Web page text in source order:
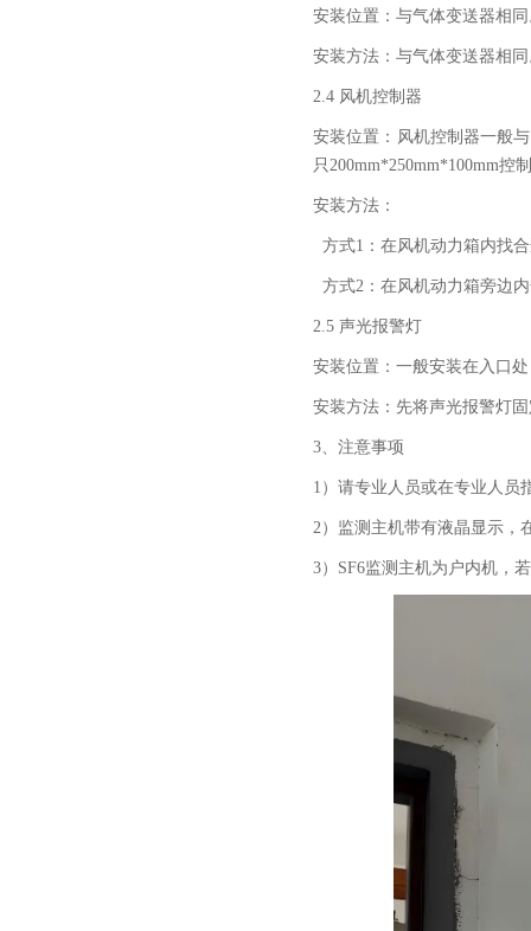
安装位置：与气体变送器相
安装方法：与气体变送器相
2.4 风机控制器
安装位置：风机控制器一般
只200mm*250mm*100mm
安装方法：
方式1：在风机动力箱内找
方式2：在风机动力箱旁边
2.5 声光报警灯
安装位置：一般安装在入口
安装方法：先将声光报警灯
3、注意事项
1）请专业人员或在专业人员
2）监测主机带有液晶显示，
3）SF6监测主机为户内机，